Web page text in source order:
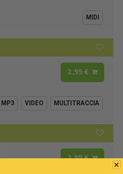
MIDI
2,99 €
MP3 VIDEO MULTITRACCIA
2,99 €